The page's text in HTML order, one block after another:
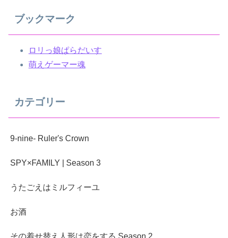
ブックマーク
ロリっ娘ぱらだいす
萌えゲーマー魂
カテゴリー
9-nine- Ruler's Crown
SPY×FAMILY | Season 3
うたごえはミルフィーユ
お酒
その着せ替え人形は恋をする Season 2